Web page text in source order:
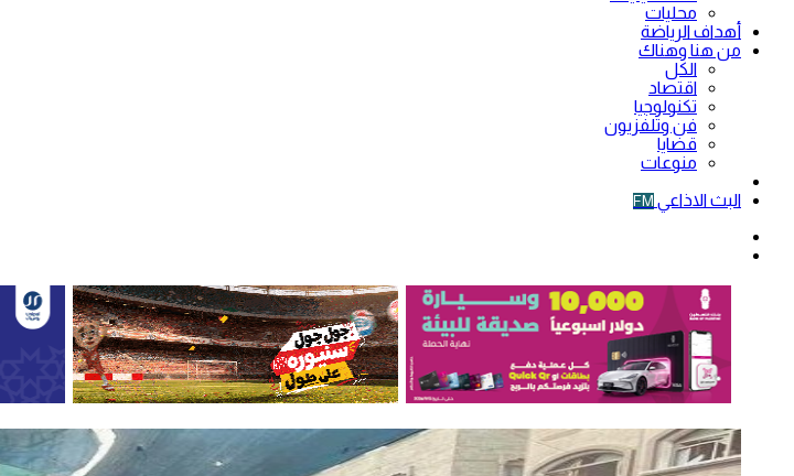
محليات
أهداف الرياضة
من هنا وهناك
الكل
اقتصاد
تكنولوجيا
فن وتلفزيون
قضايا
منوعات
البث الاذاعي FM